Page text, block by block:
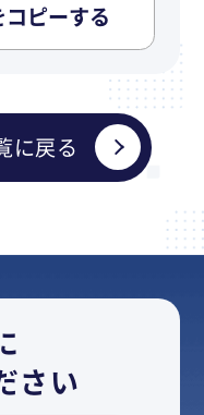
ピーする
に戻る
さい